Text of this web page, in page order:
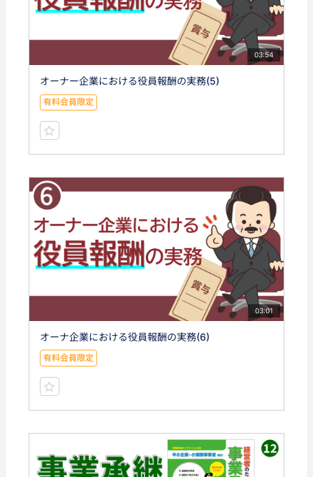
03:54
オーナー企業における役員報酬の実務(5)
有料会員限定
03:01
オーナ企業における役員報酬の実務(6)
有料会員限定